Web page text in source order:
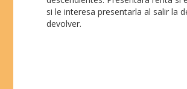
si le interesa presentarla al salir la
devolver.